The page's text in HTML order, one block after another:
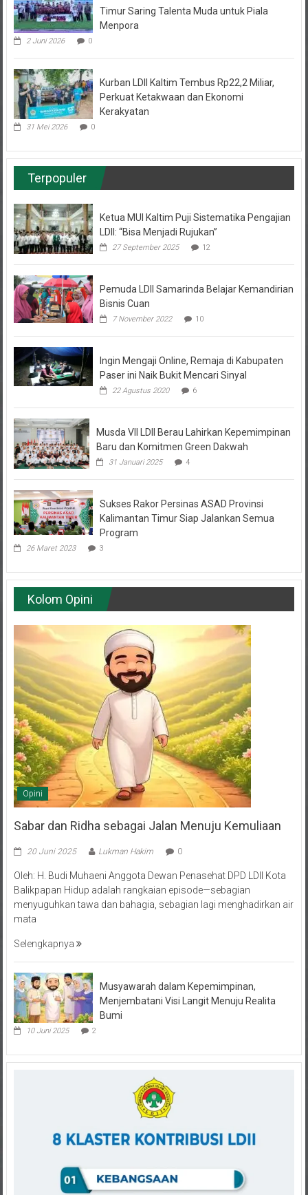
Menpora
2 Juni 2026 0
Perkuat Ketakwaan dan Ekonomi
Kerakyatan
31 Mei 2026 0
Terpopuler
LDII: “Bisa Menjadi Rujukan”
27 September 2025 12
Bisnis Cuan
7 November 2022
Paser ini Naik Bukit Mencari Sinyal
22 Agustus 2020 6
Baru dan Komitmen Green Dakwah
31 Januari 2025 4
Kalimantan Timur Siap Jalankan Semua
Program
26 Maret 2023 3
Kolom Opini
Opini
Sabar dan Ridha sebagai Jalan Menuju Kemuliaan
Balikpapan Hidup adalah rangkaian episode—sebagian
menyuguhkan tawa dan bahagia, sebagian lagi menghadirkan air
mata
Menjembatani Visi Langit Menuju Realita
Bumi
10 Juni 2025 2